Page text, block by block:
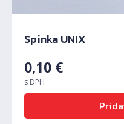
Spinka UNIX
0,10 €
s DPH
Predchádzajúci